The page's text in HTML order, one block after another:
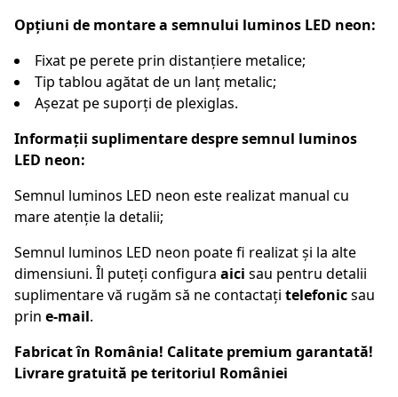
Opțiuni de montare a semnului luminos LED neon:
Fixat pe perete prin distanțiere metalice;
Tip tablou agătat de un lanț metalic;
Așezat pe suporți de plexiglas.
Informații suplimentare despre semnul luminos
LED neon:
Semnul luminos LED neon este realizat manual cu
mare atenție la detalii;
Semnul luminos LED neon poate fi realizat și la alte
dimensiuni. Îl puteți configura aici sau pentru detalii
suplimentare vă rugăm să ne contactați telefonicsau
prin e-mail.
Fabricat în România! Calitate premium garantată!
Livrare gratuită pe teritoriul României